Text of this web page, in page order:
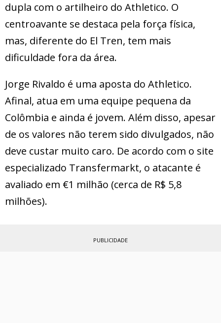
dupla com o artilheiro do Athletico. O
centroavante se destaca pela força física,
mas, diferente do El Tren, tem mais
dificuldade fora da área.
Jorge Rivaldo é uma aposta do Athletico.
Afinal, atua em uma equipe pequena da
Colômbia e ainda é jovem. Além disso, apesar
de os valores não terem sido divulgados, não
deve custar muito caro. De acordo com o site
especializado Transfermarkt, o atacante é
avaliado em €1 milhão (cerca de R$ 5,8
milhões).
PUBLICIDADE